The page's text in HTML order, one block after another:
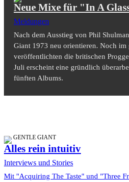
Neue Mixe für "In A
Meldungen
Nach dem Ausstieg von Phil
Giant 1973 neu orientieren. Noch im
veröffentlichten die britischen
Juli erscheint eine gründlich
fünften Albums.
GENTLE GIANT
Alles rein intuitiv
Interviews und Stories
Mit "Acquiring The Taste" und "Three